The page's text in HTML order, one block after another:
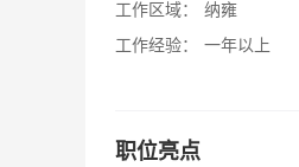
工作区域：
纳雍
工作经验：
一年以上
职位亮点